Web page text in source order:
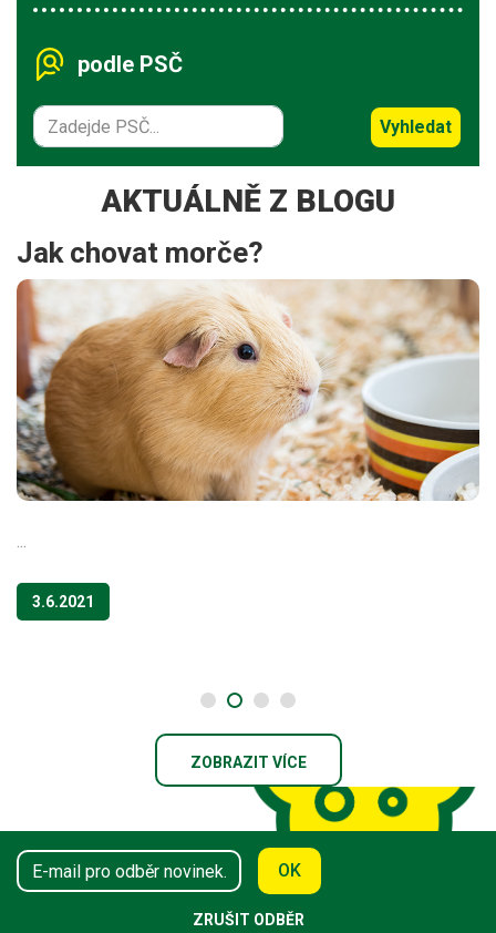
podle PSČ
Vyhledat
AKTUÁLNĚ Z BLOGU
Jak chovat morče?
...
3.6.2021
ZOBRAZIT VÍCE
OK
ZRUŠIT ODBĚR